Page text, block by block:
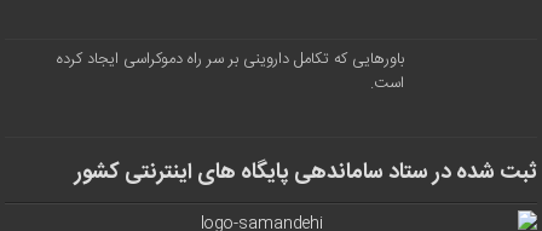
باورهایی که تکامل داروینی بر سر راه دموکراسی ایجاد کرده
است.
ثبت شده در ستاد ساماندهی پایگاه های اینترنتی کشور